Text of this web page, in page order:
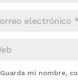
Guarda mi nombre,